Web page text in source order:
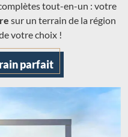
tout-en-un : votre
sur un terrain de la région
votre choix !
parfait